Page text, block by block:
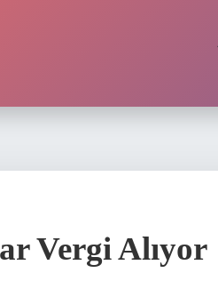
Vergi Alıyor